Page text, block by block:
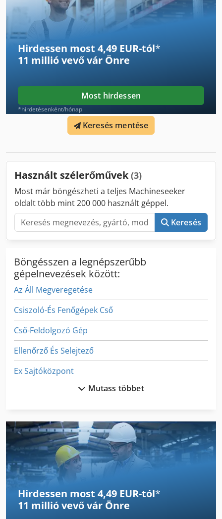
vagy gyors ügymenet esetén szívesen állunk
rendelkezésre.
tápegység szükséges, n1: 476 rpm / n2: 1500 rpm
Hirdessen most 4,49 EUR-tól*
11 millió vevővár Önre
Most hirdessen
*hirdetésenként/hónap
Keresés mentése
Használt szélerőművek (3)
Most már böngészheti a teljes Machineseeker
oldalt több mint 200 000 használt géppel.
Keresés
Böngésszen a legnépszerűbb
gépelnevezések között:
Az Áll Megveregetése
Csiszoló-És Fenőgépek Cső
Cső-Feldolgozó Gép
Ellenőrző És Selejtező
Ex Sajtóközpont
Feldolgozó És Anyatej Kiegészítő 22
German
Gyártó Gép
Hsc 20 Linear
Kerek Fa Mérés
Mutass többet
Hirdessen most 4,49 EUR-tól*
11 millió vevővár Önre